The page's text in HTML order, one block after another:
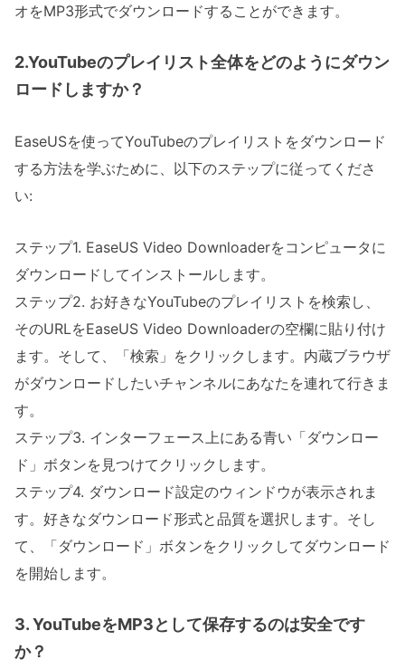
オをMP3形式でダウンロードすることができます。
2.YouTubeのプレイリスト全体をどのようにダウン
ロードしますか？
EaseUSを使ってYouTubeのプレイリストをダウンロード
する方法を学ぶために、以下のステップに従ってくださ
い:
ステップ1. EaseUS Video Downloaderをコンピュータに
ダウンロードしてインストールします。
ステップ2. お好きなYouTubeのプレイリストを検索し、
そのURLをEaseUS Video Downloaderの空欄に貼り付け
ます。そして、「検索」をクリックします。内蔵ブラウザ
がダウンロードしたいチャンネルにあなたを連れて行きま
す。
ステップ3. インターフェース上にある青い「ダウンロー
ド」ボタンを見つけてクリックします。
ステップ4. ダウンロード設定のウィンドウが表示されま
す。好きなダウンロード形式と品質を選択します。そし
て、「ダウンロード」ボタンをクリックしてダウンロード
を開始します。
3. YouTubeをMP3として保存するのは安全です
か？